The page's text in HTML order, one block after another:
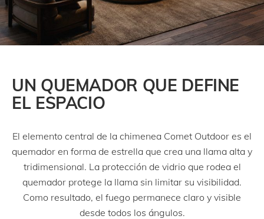
UN QUEMADOR QUE DEFINE
EL ESPACIO
El elemento central de la chimenea Comet Outdoor es el
quemador en forma de estrella que crea una llama alta y
tridimensional. La protección de vidrio que rodea el
quemador protege la llama sin limitar su visibilidad.
Como resultado, el fuego permanece claro y visible
desde todos los ángulos.